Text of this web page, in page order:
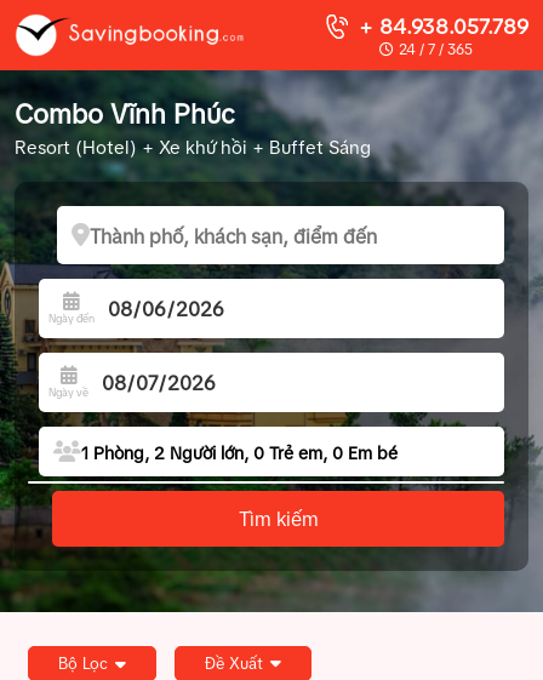
+ 84.938.057.789
24 / 7 / 365
Combo Vĩnh Phúc
Resort (Hotel) + Xe khứ hồi + Buffet Sáng
Ngày đến
Ngày về
1 Phòng, 2 Người lớn, 0 Trẻ em, 0 Em bé
Người lớn
Trẻ em
Tìm kiếm
Bộ Lọc Đề Xuất